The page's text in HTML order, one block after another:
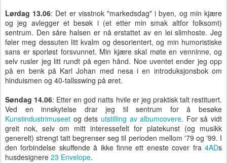
Lørdag 13.06: Det er visstnok "markedsdag" i byen, og min kjære
og jeg avlegger et besøk i (et etter min smak altfor folksomt)
sentrum. Den såre halsen er nå erstattet av en lei slimhoste. Jeg
føler meg dessuten litt kvalm og desorientert, og min humoristiske
sans er sporløst forsvunnet. Min kjære skal møte en venninne, og
selv rusler jeg litt rundt på egen hånd. Noe uventet ender jeg opp
på en benk på Karl Johan med nesa i en introduksjonsbok om
hinduismen og 40-tallsswing på øret.
Søndag 14.06: Etter en god natts hvile er jeg praktisk talt restituert.
Ved en innskytelse drar jeg til sentrum for å besøke
Kunstindustrimuseet og dets utstilling av albumcovere. For så vidt
greit nok, selv om mitt interessefelt for platekunst (og musikk
generelt) strengt tatt begrenser seg til perioden mellom '79 og '99. I
den forbindelse skuffende å ikke finne ett eneste cover fra 4ADs
husdesignere 23 Envelope.